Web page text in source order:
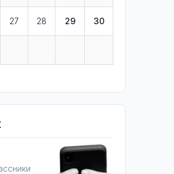
27 28 29 30